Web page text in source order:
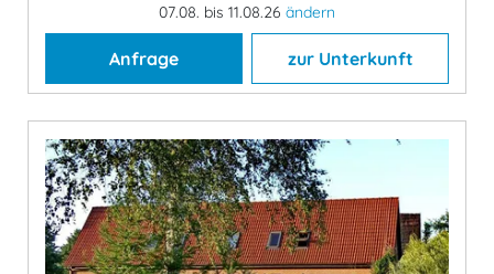
07.08. bis 11.08.26 ändern
Anfrage zur Unterkunft